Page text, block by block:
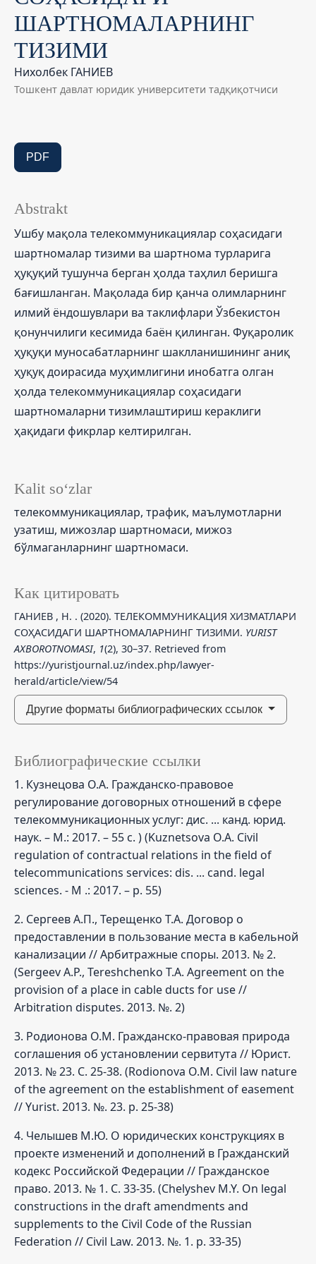
ШАРТНОМАЛАРНИНГ
ТИЗИМИ
Нихолбек ГАНИЕВ
Тошкент давлат юридик университети тадқиқотчиси
PDF
Kalit so‘zlar
телекоммуникациялар, трафик, маълумотларни
узатиш, мижозлар шартномаси, мижоз
бўлмаганларнинг шартномаси.
Как цитировать
ГАНИЕВ , Н. . (2020). ТЕЛЕКОММУНИКАЦИЯ ХИЗМАТЛАРИ
СОҲАСИДАГИ ШАРТНОМАЛАРНИНГ ТИЗИМИ. YURIST
AXBOROTNOMASI, 1(2), 30–37. Retrieved from
https://yuristjournal.uz/index.php/lawyer-
herald/article/view/54
Другие форматы библиографических ссылок
Abstrakt
Ушбу мақола телекоммуникациялар соҳасидаги
шартномалар тизими ва шартнома турларига
ҳуқуқий тушунча берган ҳолда таҳлил беришга
бағишланган. Мақолада бир қанча олимларнинг
илмий ёндошувлари ва таклифлари Ўзбекистон
қонунчилиги кесимида баён қилинган. Фуқаролик
ҳуқуқи муносабатларнинг шаклланишининг аниқ
ҳуқуқ доирасида муҳимлигини инобатга олган
ҳолда телекоммуникациялар соҳасидаги
шартномаларни тизимлаштириш кераклиги
ҳақидаги фикрлар келтирилган.
Библиографические ссылки
1. Кузнецова О.А. Гражданско-правовое
регулирование договорных отношений в сфере
телекоммуникационных услуг: дис. ... канд. юрид.
наук. – М.: 2017. – 55 с. ) (Kuznetsova O.A. Civil
regulation of contractual relations in the field of
telecommunications services: dis. ... cand. legal
sciences. - M .: 2017. – p. 55)
2. Сергеев А.П., Терещенко Т.А. Договор о
предоставлении в пользование места в кабельной
канализации // Арбитражные споры. 2013. № 2.
(Sergeev A.P., Tereshchenko T.A. Agreement on the
provision of a place in cable ducts for use //
Arbitration disputes. 2013. №. 2)
3. Родионова О.М. Гражданско-правовая природа
соглашения об установлении сервитута // Юрист.
2013. № 23. С. 25-38. (Rodionova O.M. Civil law nature
of the agreement on the establishment of easement
// Yurist. 2013. №. 23. p. 25-38)
4. Челышев М.Ю. О юридических конструкциях в
проекте изменений и дополнений в Гражданский
кодекс Российской Федерации // Гражданское
право. 2013. № 1. С. 33-35. (Chelyshev M.Y. On legal
constructions in the draft amendments and
supplements to the Civil Code of the Russian
Federation // Civil Law. 2013. №. 1. p. 33-35)